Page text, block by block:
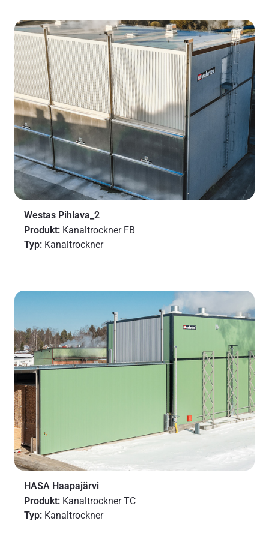
Westas Pihlava_2
Produkt: Kanaltrockner FB
Typ: Kanaltrockner
HASA Haapajärvi
Produkt: Kanaltrockner TC
Typ: Kanaltrockner